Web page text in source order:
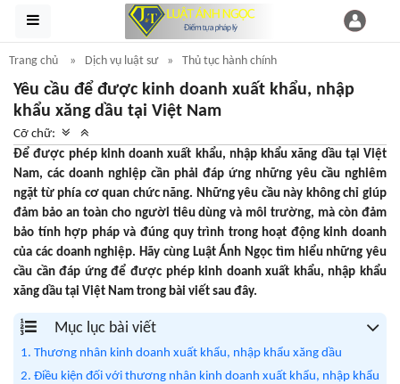
Trang chủ Dịch vụ luật sư Thủ tục hành chính
Yêu cầu để được kinh doanh xuất khẩu, nhập
khẩu xăng dầu tại Việt Nam
Cỡ chữ:
Để được phép kinh doanh xuất khẩu, nhập khẩu xăng dầu tại Việt
Nam, các doanh nghiệp cần phải đáp ứng những yêu cầu nghiêm
ngặt từ phía cơ quan chức năng. Những yêu cầu này không chỉ giúp
đảm bảo an toàn cho người tiêu dùng và môi trường, mà còn đảm
bảo tính hợp pháp và đúng quy trình trong hoạt động kinh doanh
của các doanh nghiệp. Hãy cùng Luật Ánh Ngọc tìm hiểu những yêu
cầu cần đáp ứng để được phép kinh doanh xuất khẩu, nhập khẩu
xăng dầu tại Việt Nam trong bài viết sau đây.
Mục lục bài viết
1. Thương nhân kinh doanh xuất khẩu, nhập khẩu xăng dầu
2. Điều kiện đối với thương nhân kinh doanh xuất khẩu, nhập khẩu